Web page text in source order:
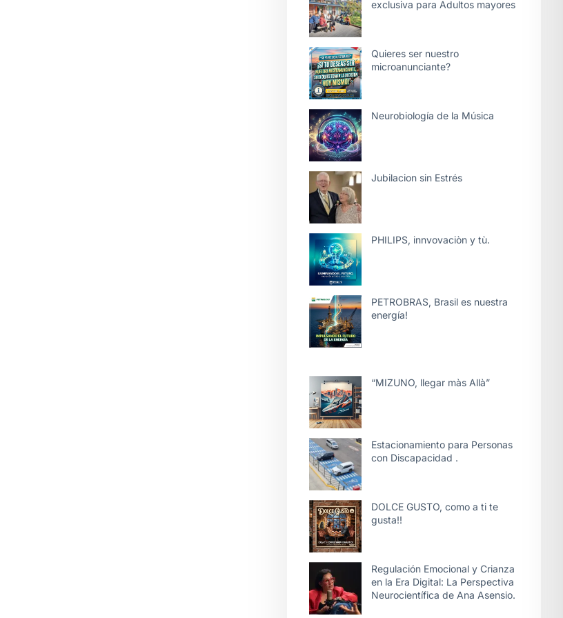
exclusiva para Adultos mayores
Quieres ser nuestro
microanunciante?
Neurobiología de la Música
Jubilacion sin Estrés
PHILIPS, innvovaciòn y tù.
PETROBRAS, Brasil es nuestra
energía!
“MIZUNO, llegar màs Allà”
Estacionamiento para Personas
con Discapacidad .
DOLCE GUSTO, como a ti te
gusta!!
Regulación Emocional y Crianza
en la Era Digital: La Perspectiva
Neurocientífica de Ana Asensio.